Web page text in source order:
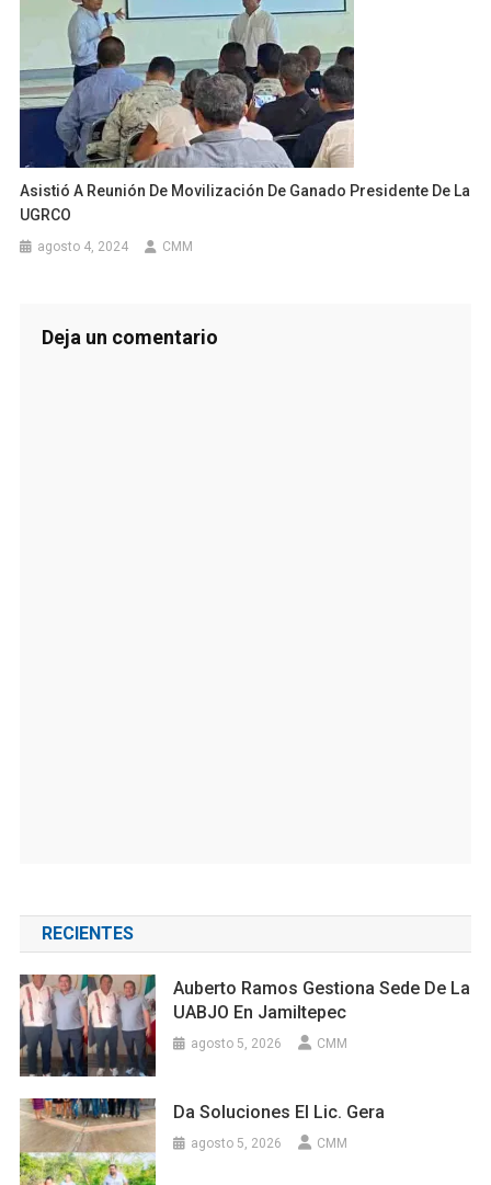
Asistió A Reunión De Movilización De Ganado Presidente De La
UGRCO
agosto 4, 2024 CMM
Deja un comentario
RECIENTES
Auberto Ramos Gestiona Sede De La
UABJO En Jamiltepec
agosto 5, 2026 CMM
Da Soluciones El Lic. Gera
agosto 5, 2026 CMM